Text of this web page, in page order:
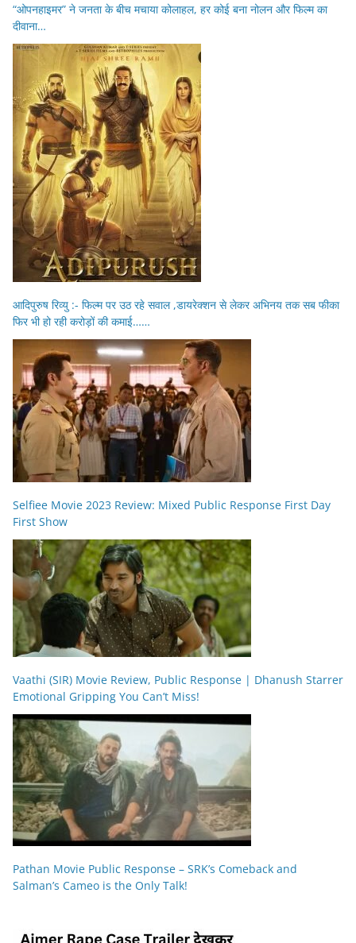
“ओपनहाइमर” ने जनता के बीच मचाया कोलाहल, हर कोई बना नोलन और फिल्म का
दीवाना…
आदिपुरुष रिव्यु :- फिल्म पर उठ रहे सवाल ,डायरेक्शन से लेकर अभिनय तक सब फीका
फिर भी हो रही करोड़ों की कमाई……
Selfiee Movie 2023 Review: Mixed Public Response First Day
First Show
Vaathi (SIR) Movie Review, Public Response | Dhanush Starrer
Emotional Gripping You Can’t Miss!
Pathan Movie Public Response – SRK’s Comeback and
Salman’s Cameo is the Only Talk!